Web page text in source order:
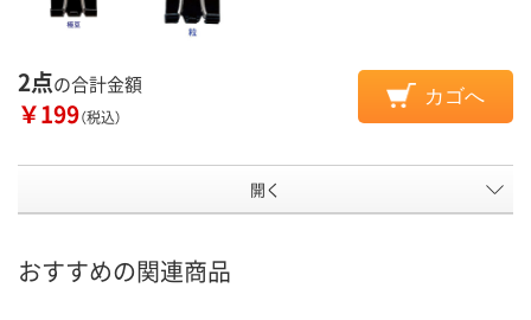
2点の合計金額
￥199（税込）
カゴへ
開く
おすすめの関連商品